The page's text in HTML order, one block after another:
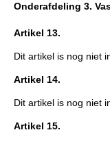
Onderafdeling 3.
Artikel 13.
Dit artikel is nog niet
Artikel 14.
Dit artikel is nog niet
Artikel 15.